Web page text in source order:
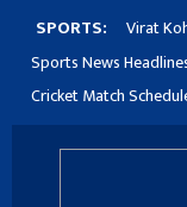
SPORTS: Virat
Sports News
Cricket Match